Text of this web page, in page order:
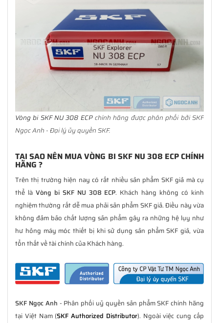
Vòng bi SKF NU 308 ECPchính hãng được phân phối bởi SKF
Ngọc Anh - Đại lý ủy quyền SKF.
TẠI SAO NÊN MUA VÒNG BI SKF NU 308 ECP CHÍNH
HÃNG ?
Trên thị trường hiện nay có rất nhiều sản phẩm SKF giả mà cụ
thể là Vòng bi SKF NU 308 ECP. Khách hàng không có kinh
nghiệm thường rất dễ mua phải sản phẩm SKF giả. Điều này vừa
không đảm bảo chất lượng sản phẩm gây ra những hệ lụy như
hư hỏng máy móc thiết bị khi sử dụng sản phẩm SKF giả, vừa
tổn thất về tài chính của Khách hàng.
SKF Ngọc Anh - Phân phối uỷ quyền sản phẩm SKF chính hãng
tại Việt Nam (SKF Authorized Distributor). Ngoài việc cung cấp